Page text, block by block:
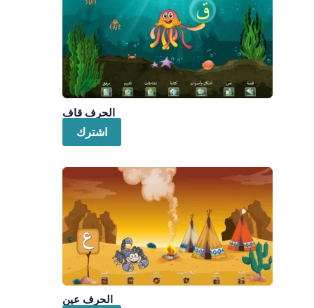
الحرف قاف
اشترك
الحرف عين